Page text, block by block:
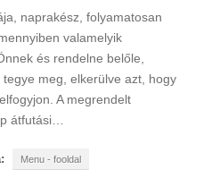
naprakész, folyamatosan
valamelyik
és rendelne belőle,
meg, elkerülve azt, hogy
A megrendelt
átfutási…
Menu - fooldal